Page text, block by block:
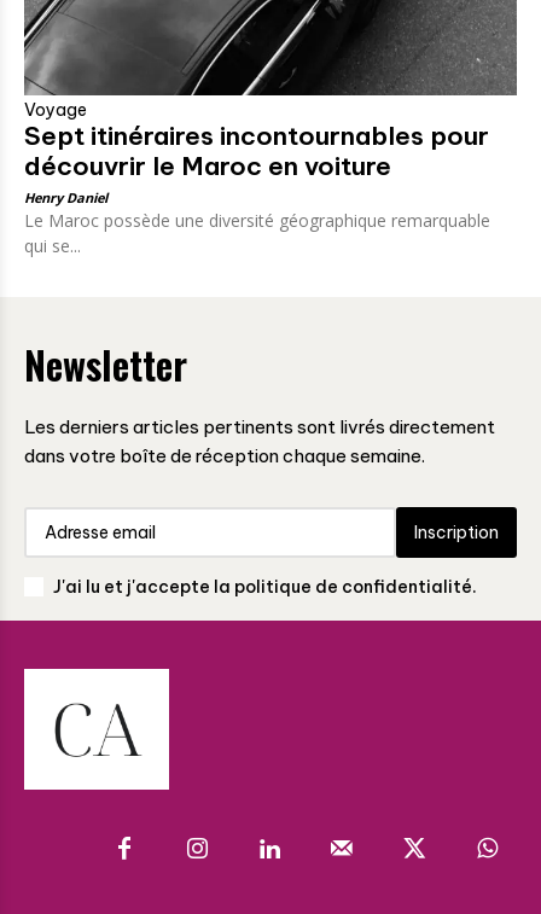
Voyage
Sept itinéraires incontournables pour
découvrir le Maroc en voiture
Henry Daniel
Le Maroc possède une diversité géographique remarquable
qui se...
Newsletter
Les derniers articles pertinents sont livrés directement
dans votre boîte de réception chaque semaine.
Inscription
J'ai lu et j'accepte la politique de confidentialité.